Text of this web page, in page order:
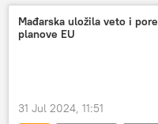
Bosna i Hercegovina (BiH)
lične karte
Mađarska uložila veto i
planove EU
31 Jul 2024, 11:51